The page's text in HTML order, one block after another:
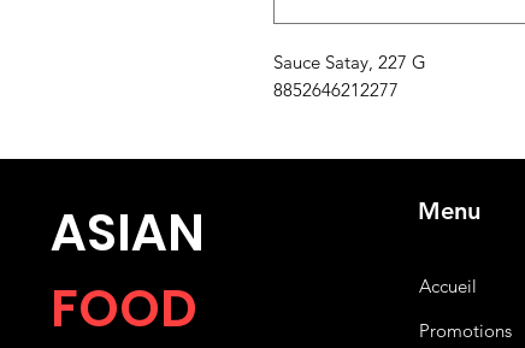
Sauce Satay, 227 G
8852646212277
ASIAN
FOOD
Menu
Accueil
Promotions